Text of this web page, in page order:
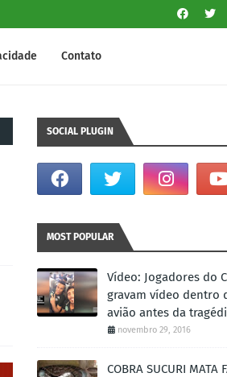
Contato
SOCIAL PLUGIN
MOST POPULAR
Vídeo: Jogadores do
gravam vídeo dentro
avião antes da
novembro 29, 2016
COBRA SUCURI MATA